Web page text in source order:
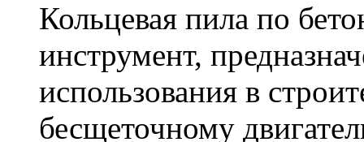
Кольцевая пила по
инструмент,
использования в
бесщеточному